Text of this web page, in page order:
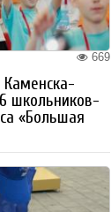
669
школьников-
«Большая